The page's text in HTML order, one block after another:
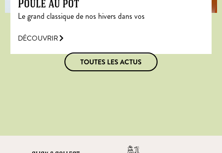
Poule au pot
Le grand classique de nos hivers dans vos
DÉCOUVRIR
TOUTES LES ACTUS